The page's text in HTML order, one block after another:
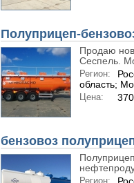
Полуприцеп-
Продаю
Сеспель.
Регион:
область;
Цена:
бензовоз
Регион: